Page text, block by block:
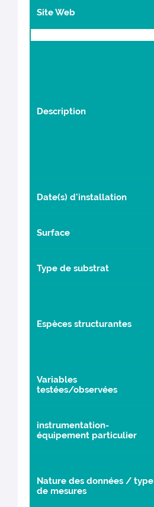
Site Web
Description
Date(s) d'installation
Surface
Type de substrat
Espèces structurantes
Variables
testées/observées
instrumentation-
équipement particulier
Nature des données / type
de mesures